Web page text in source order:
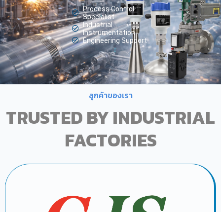
Process Control
Specialist
Industrial
Instrumentation
Engineering Support
ลูกค้าของเรา
TRUSTED BY INDUSTRIAL
FACTORIES